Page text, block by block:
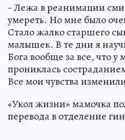
- Лежа в реанимации
умереть. Но мне было
Стало жалко старшего
малышек. В те дни я
Бога вообще за все, что
прониклась
Все мои чувства
«Укол жизни» мамочка
перевода в отделение